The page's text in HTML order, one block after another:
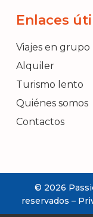
Enlaces
Viajes en grupo
Alquiler
Turismo lento
Quiénes somos
Contactos
© 2026
reservados –